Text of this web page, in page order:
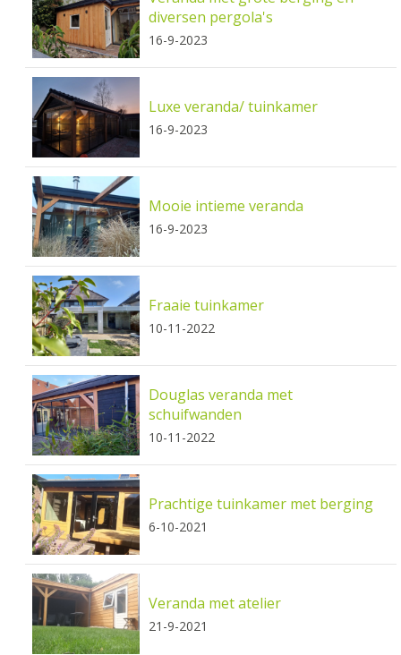
diversen pergola's
16-9-2023
Luxe veranda/ tuinkamer
16-9-2023
Mooie intieme veranda
16-9-2023
Fraaie tuinkamer
10-11-2022
Douglas veranda met
schuifwanden
10-11-2022
Prachtige tuinkamer met berging
6-10-2021
Veranda met atelier
21-9-2021